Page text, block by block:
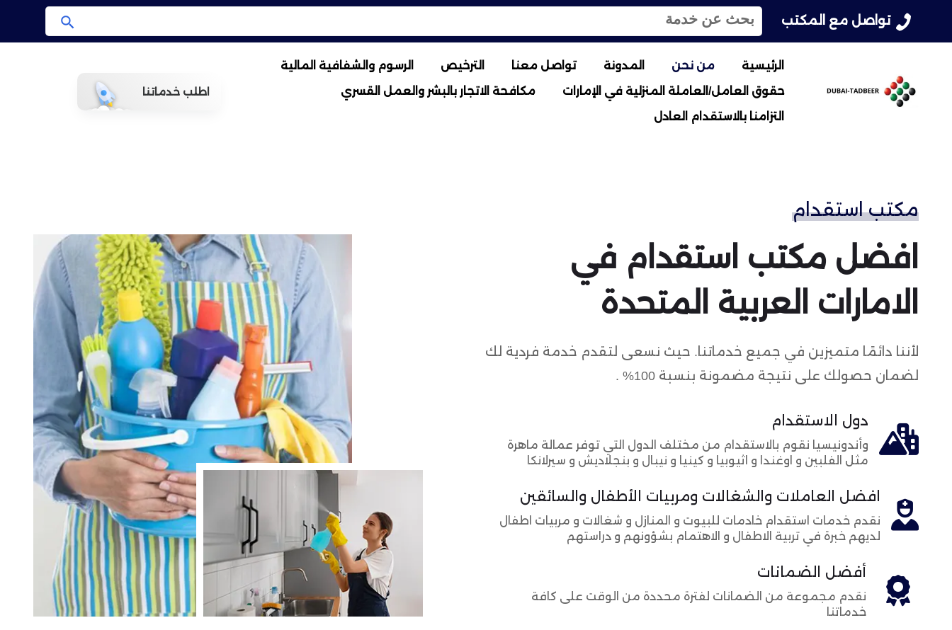
تواصل مع المكتب
ب
ح
ع
ن
:
ب
الرئيسية من نحن المدونة تواصل معنا الترخيص الرسوم والشفافية المالية
حقوق العامل/العاملة المنزلية في الإمارات مكافحة الاتجار بالبشر والعمل القسري
التزامنا بالاستقدام العادل
اطلب خدماتنا
مكتب استقدام
افضل مكتب استقدام في
الامارات العربية المتحدة
لأننا دائمًا متميزين في جميع خدماتنا. حيث نسعى لتقدم خدمة فردية لك
لضمان حصولك على نتيجة مضمونة بنسبة 100%
.
دول الاستقدام
وأندونيسيا نقوم بالاستقدام من مختلف الدول التي توفر عمالة ماهرة
مثل الفلبين و اوغندا و اثيوبيا و كينيا و نيبال و بنجلاديش و سيرلانكا
افضل العاملات والشغالات ومربيات الأطفال والسائقين
نقدم خدمات استقدام خادمات للبيوت و المنازل و شغالات و مربيات اطفال
لديهم خبرة في تربية الاطفال و الاهتمام بشؤونهم و دراستهم
أفضل الضمانات
نقدم مجموعة من الضمانات لفترة محددة من الوقت على كافة
خدماتنا